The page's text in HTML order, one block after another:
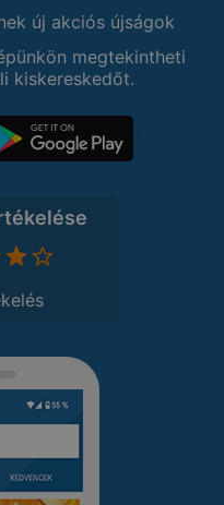
új akciós újságok
megtekintheti
kiskereskedőt.